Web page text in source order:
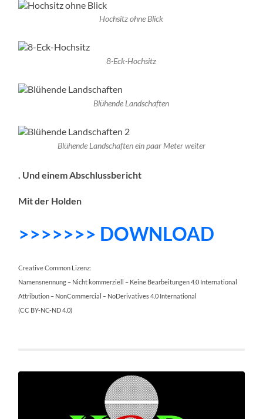
Hochsitz ohne Blick
8-Eck-Hochsitz
Blühende Landschaften
Blühende Landschaften ein paar Meter weiter
. Und einem Abschlussbericht
Mit der Holden
>>>>>>> DOWNLOAD
Creative Common Lizenz:
Namensnennung – Nicht kommerziell – Keine Bearbeitungen 4.0 International
Attribution – NonCommercial – NoDerivatives 4.0 International
(CC BY-NC-ND 4.0)